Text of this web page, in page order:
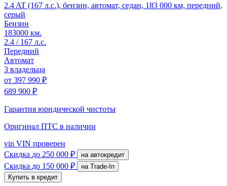
2.4 AT (167 л.с.), бензин, автомат, седан, 183 000 км, передний,
серый
Бензин
183000 км.
2.4 / 167 л.с.
Передний
Автомат
3 владельца
от 397 990 ₽
689 900 ₽
Гарантия юридической чистоты
Оригинал ПТС в наличии
vin VIN проверен
Скидка до 250 000 ₽ на автокредит
Скидка до 150 000 ₽
на Trade-In
Купить в кредит